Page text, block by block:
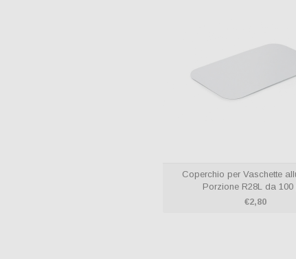
Coperchio per Vaschette
Porzione R28L da 100
€2,80
Coperchio per
1 PORZIONE
Coperchio in